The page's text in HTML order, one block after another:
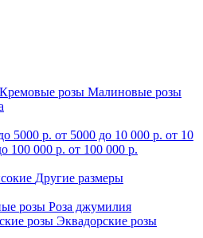
Кремовые розы Малиновые розы
5000 р. от 5000 до 10 000 р. от 10
100 000 р. от 100 000 р.
Другие размеры
розы Роза джумилия
розы Эквадорские розы